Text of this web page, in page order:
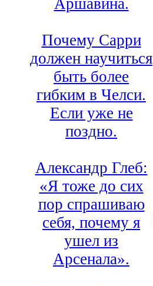
Аршавина.
Почему Сарри
должен научиться
быть более
гибким в Челси.
Если уже не
поздно.
Александр Глеб:
«Я тоже до сих
пор спрашиваю
себя, почему я
ушел из
Арсенала».